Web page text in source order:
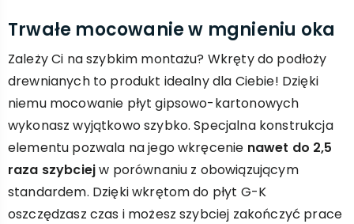
Trwałe mocowanie w mgnieniu oka
Zależy Ci na szybkim montażu? Wkręty do podłoży
drewnianych to produkt idealny dla Ciebie! Dzięki
niemu mocowanie płyt gipsowo-kartonowych
wykonasz wyjątkowo szybko. Specjalna konstrukcja
elementu pozwala na jego wkręcenie nawet do 2,5
raza szybciejw porównaniu z obowiązującym
standardem. Dzięki wkrętom do płyt G-K
oszczędzasz czas i możesz szybciej zakończyć prace